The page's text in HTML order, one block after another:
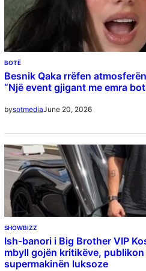
BOTË
Besnik Qaka rrëfen
“Një event gjigant me emra
bysotmediaJune 20, 2026
SHOWBIZZ
Ish-banori i Big Brother VIP
mbyll gojën kritikëve,
supermakinën luksoze